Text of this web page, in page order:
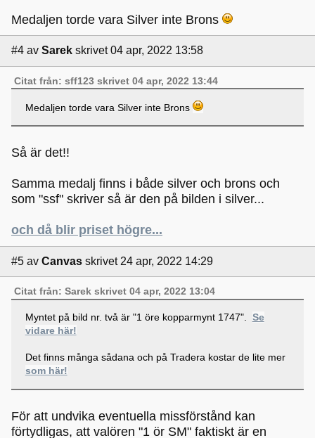
Medaljen torde vara Silver inte Brons
#4 av Sarek skrivet 04 apr, 2022 13:58
Citat från: sff123 skrivet 04 apr, 2022 13:44
Medaljen torde vara Silver inte Brons
Så är det!!
Samma medalj finns i både silver och brons och
som "ssf" skriver så är den på bilden i silver...
och då blir priset högre...
#5 av Canvas skrivet 24 apr, 2022 14:29
Citat från: Sarek skrivet 04 apr, 2022 13:04
Myntet på bild nr. två är "1 öre kopparmynt 1747". Se
vidare här!
Det finns många sådana och på Tradera kostar de lite mer
som här!
För att undvika eventuella missförstånd kan
förtydligas, att valören "1 ör SM" faktiskt är en